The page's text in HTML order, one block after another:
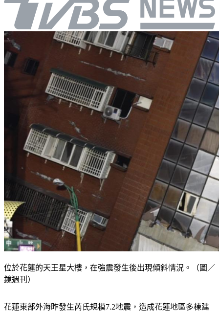
位於花蓮的天王星大樓，在強震發生後出現傾斜情況。（圖／
鏡週刊）
花蓮東部外海昨發生芮氏規模7.2地震，造成花蓮地區多棟建